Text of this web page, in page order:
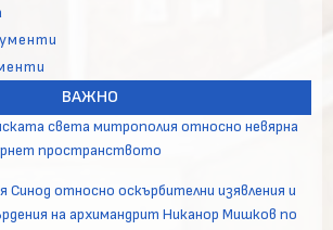
ВАЖНО
света митрополия относно невярна
пространството
относно оскърбителни изявления и
на архимандрит Никанор Мишков по